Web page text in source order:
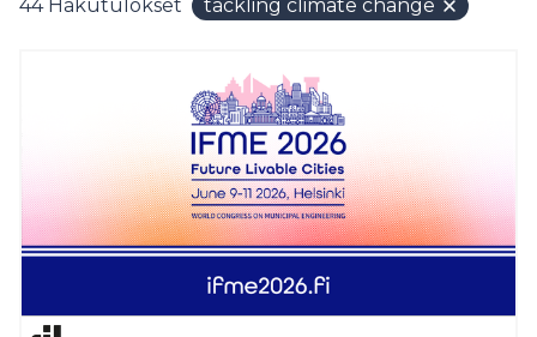
44 Hakutulokset tackling climate change